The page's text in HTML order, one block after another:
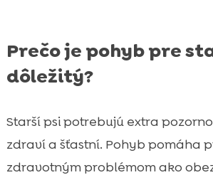
Prečo je pohyb pre
dôležitý?
Starší psi potrebujú extra
zdraví a šťastní. Pohyb pomáha
zdravotným problémom ako